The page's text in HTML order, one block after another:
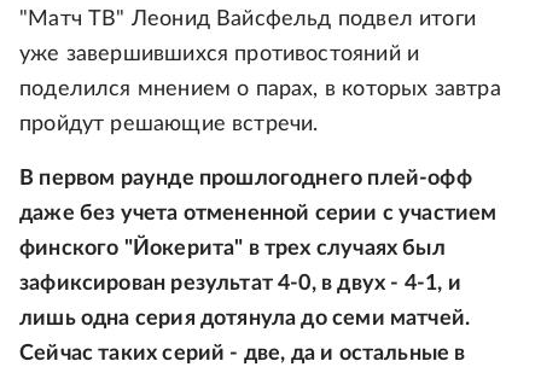
"Матч ТВ" Леонид Вайсфельд подвел итоги
уже завершившихся противостояний и
поделился мнением о парах, в которых завтра
пройдут решающие встречи.
В первом раунде прошлогоднего плей-офф
даже без учета отмененной серии с участием
финского "Йокерита" в трех случаях был
зафиксирован результат 4-0, в двух - 4-1, и
лишь одна серия дотянула до семи матчей.
Сейчас таких серий - две, да и остальные в